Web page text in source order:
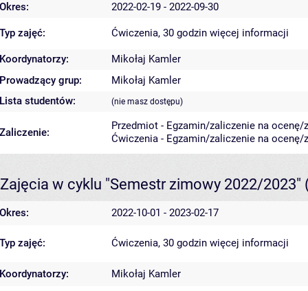
Okres: 2022-02-19 - 2022-09-30
Typ zajęć: Ćwiczenia, 30 godzin więcej informacji
Koordynatorzy:
Mikołaj Kamler
Prowadzący grup:
Mikołaj Kamler
Lista studentów:
(nie masz dostępu)
Zaliczenie:
Przedmiot - Egzamin/zaliczenie na
Ćwiczenia - Egzamin/zaliczenie na
Zajęcia w cyklu "Semestr zimowy 2022/2023"
Okres: 2022-10-01 - 2023-02-17
Typ zajęć: Ćwiczenia, 30 godzin więcej informacji
Koordynatorzy:
Mikołaj Kamler